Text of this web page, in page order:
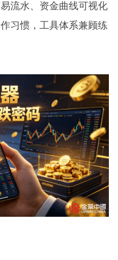
流水、资金曲线可视化
习惯，工具体系兼顾练